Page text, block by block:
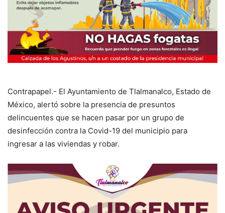
Contrapapel.- El Ayuntamiento de Tlalmanalco, Estado de
México, alertó sobre la presencia de presuntos
delincuentes que se hacen pasar por un grupo de
desinfección contra la Covid-19 del municipio para
ingresar a las viviendas y robar.